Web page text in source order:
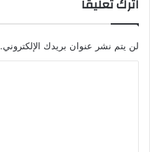
اترك تعليقاً
لن يتم نشر عنوان بريدك الإلكتروني.